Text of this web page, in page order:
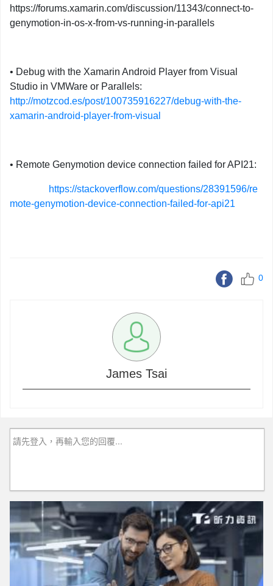
https://forums.xamarin.com/discussion/11343/connect-to-
genymotion-in-os-x-from-vs-running-in-parallels
• Debug with the Xamarin Android Player from Visual
Studio in VMWare or Parallels:
http://motzcod.es/post/100735916227/debug-with-the-
xamarin-android-player-from-visual
• Remote Genymotion device connection failed for API21:
https://stackoverflow.com/questions/28391596/re
mote-genymotion-device-connection-failed-for-api21
0
James Tsai
請先登入，再輸入您的回覆...